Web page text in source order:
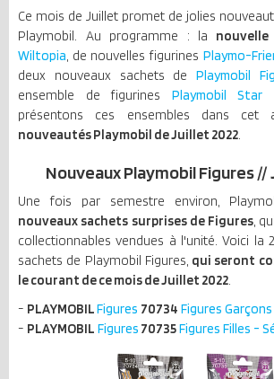
Ce mois de Juillet promet de jolies
Playmobil. Au programme : la nouvelle
Wiltopia, de nouvelles figurines Playmo-
deux nouveaux sachets de Playmobil
ensemble de figurines Playmobil Star
présentons ces ensembles dans cet
nouveautés Playmobil de Juillet 2022.
Nouveaux Playmobil Figures //
Une fois par semestre environ,
nouveaux sachets surprises de Figures,
collectionnables vendues à l'unité. Voici la
sachets de Playmobil Figures, qui seront
le courant de ce mois de Juillet 2022.
- PLAYMOBILFigures 70734 Figures
- PLAYMOBIL Figures 70735Figures Filles -